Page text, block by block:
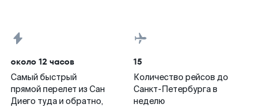
около 12 часов
Самый быстрый
прямой перелет из Сан
Диего туда и обратно,
15
Количество рейсов до
Санкт-Петербурга в
неделю